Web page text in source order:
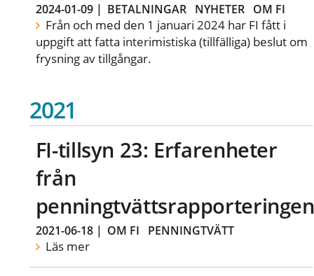
2024-01-09| BETALNINGAR NYHETER OM FI
Från och med den 1 januari 2024 har FI fått i
uppgift att fatta interimistiska (tillfälliga) beslut om
frysning av tillgångar.
2021
FI-tillsyn 23: Erfarenheter
från
penningtvättsrapporteringen
2021-06-18| OM FI PENNINGTVÄTT
Läs mer